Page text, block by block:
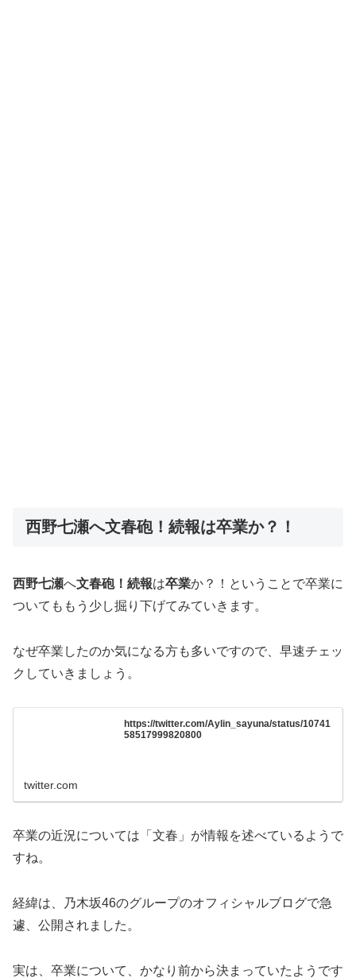
西野七瀬へ文春砲！続報は卒業か？！
西野七瀬へ文春砲！続報は卒業か？！ということで卒業に
ついてももう少し掘り下げてみていきます。
なぜ卒業したのか気になる方も多いですので、早速チェッ
クしていきましょう。
https://twitter.com/Aylin_sayuna/status/10741
58517999820800
twitter.com
卒業の近況については「文春」が情報を述べているようで
すね。
経緯は、乃木坂46のグループのオフィシャルブログで急
遽、公開されました。
実は、卒業について、かなり前から決まっていたようです